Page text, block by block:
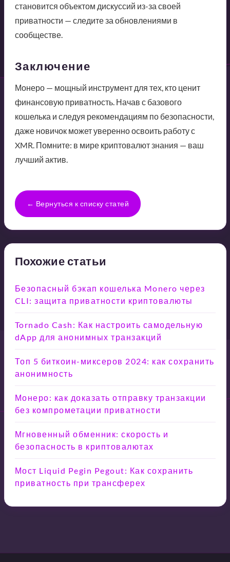
становится объектом дискуссий из-за своей
приватности — следите за обновлениями в
сообществе.
Заключение
Монеро — мощный инструмент для тех, кто ценит
финансовую приватность. Начав с базового
кошелька и следуя рекомендациям по безопасности,
даже новичок может уверенно освоить работу с
XMR. Помните: в мире криптовалют знания — ваш
лучший актив.
← Вернуться к списку статей
Похожие статьи
Безопасный бэкап кошелька Monero через
CLI: защита приватности криптовалюты
Tornado Cash: Как настроить самодельную
dApp для анонимных транзакций
Топ 5 биткоин-миксеров 2024: как сохранить
анонимность
Монеро: как доказать отправку транзакции
без компрометации приватности
Мгновенный обменник: скорость и
безопасность в криптовалютах
Мост Liquid Pegin Pegout: Как сохранить
приватность при трансферех